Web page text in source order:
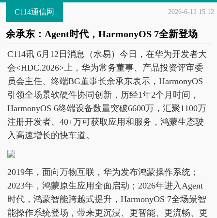
C114通信网 2026-6-12 15:12
余承东：Agent时代，HarmonyOS 7全新登场
C114讯 6月12日消息（水易）今日，在华为开发者大
会<HDC.2026>上，华为常务董事、产品投资评审委
员会主任、终端BG董事长余承东表示，HarmonyOS
引领全场景软硬件协同创新，历经1年2个月时间，
HarmonyOS 6终端设备数量突破6600万，汇聚1100万
注册开发者、40+万可获取应用和服务，鸿蒙生态驶
入高速增长的快车道。
2019年，面向万物互联，华为发布鸿蒙操作系统；
2023年，鸿蒙原生应用全面启动；2026年进入Agent
时代，鸿蒙智能跨越式提升，HarmonyOS 7全场景智
能操作系统登场，带来更沉浸、更智能、更流畅、更